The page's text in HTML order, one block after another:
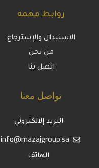
روابط مهمه
الاستبدال والإسترجاع
من نحن
اتصل بنا
تواصل معنا
البريد إلالكتروني
info@mazajgroup.sa
الهاتف